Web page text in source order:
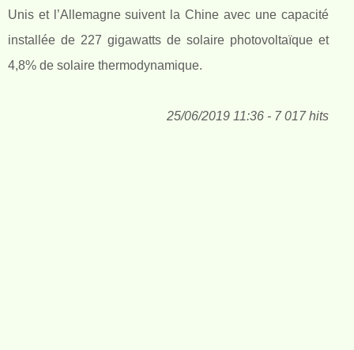
Unis et l’Allemagne suivent la Chine avec une capacité
installée de 227 gigawatts de solaire photovoltaïque et
4,8% de solaire thermodynamique.
25/06/2019 11:36 - 7 017 hits